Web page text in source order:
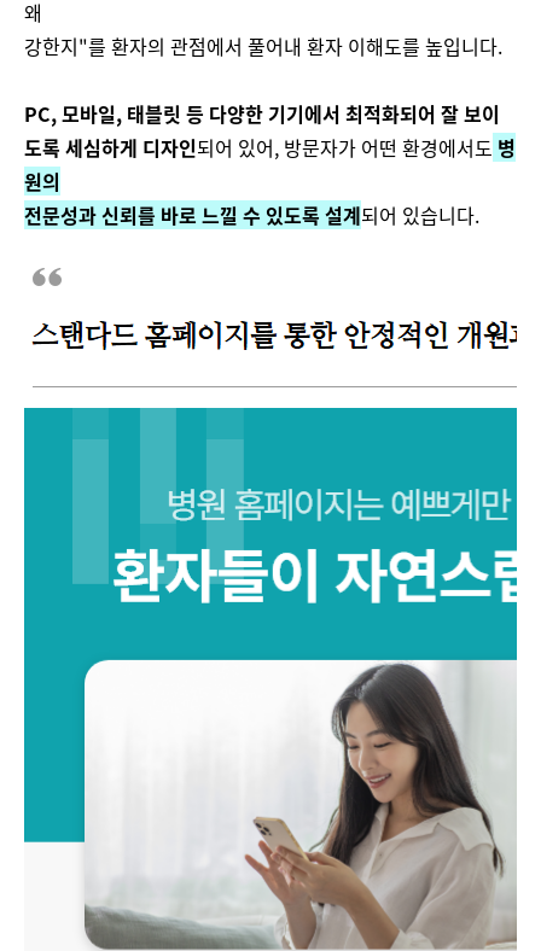
왜
강한지"를 환자의 관점에서 풀어내 환자 이해도를 높입니다.
PC, 모바일, 태블릿 등 다양한 기기에서 최적화되어 잘 보이
도록 세심하게 디자인되어 있어, 방문자가 어떤 환경에서도 병
원의
전문성과 신뢰를 바로 느낄 수 있도록 설계되어 있습니다​.